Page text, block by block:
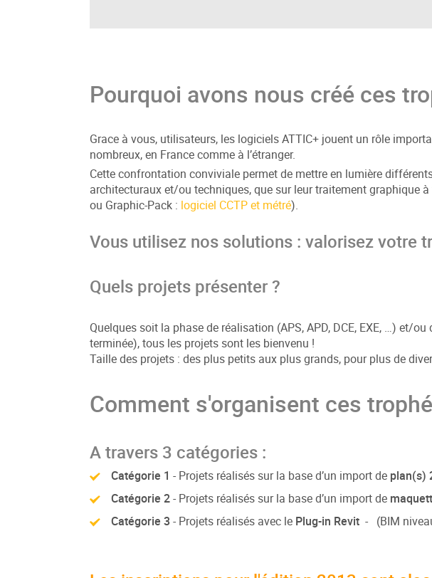
Pourquoi avons nous créé ces
Grace à vous, utilisateurs, les logiciels ATTIC+ jouent un rôle
nombreux, en France comme à l’étranger.
Cette confrontation conviviale permet de mettre en lumière
architecturaux et/ou techniques, que sur leur traitement graphique
ou Graphic-Pack : logiciel CCTP et métré).
Vous utilisez nos solutions : valorisez votre
Quels projets présenter ?
Quelques soit la phase de réalisation (APS, APD, DCE, EXE, …) et/
terminée), tous les projets sont les bienvenu !
Taille des projets : des plus petits aux plus grands, pour plus de
Comment s'organisent ces
A travers 3 catégories :
Catégorie 1 - Projets réalisés sur la base d’un import de plan(s)
Catégorie 2- Projets réalisés sur la base d’un import de
Catégorie 3- Projets réalisés avec le Plug-in Revit - (BIM